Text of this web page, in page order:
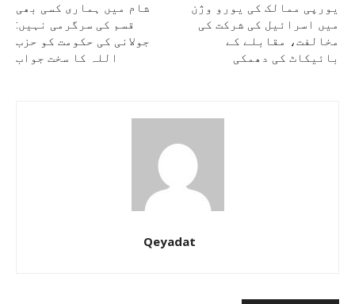
شام میں ہماری کسی بھی
قسم کی سرگرمی نہیں:
جولانی کی حکومت کو حزب
اللہ کا سخت جواب
یورپی ممالک کی یورو وژن
میں اسرائیل کی شرکت کی
مخالفت، مقابلے کے
بائیکاٹ کی دھمکی
Qeyadat